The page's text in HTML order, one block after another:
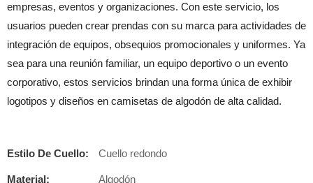
empresas, eventos y organizaciones. Con este servicio, los
usuarios pueden crear prendas con su marca para actividades de
integración de equipos, obsequios promocionales y uniformes. Ya
sea para una reunión familiar, un equipo deportivo o un evento
corporativo, estos servicios brindan una forma única de exhibir
logotipos y diseños en camisetas de algodón de alta calidad.
Estilo De Cuello: Cuello redondo
Material: Algodón